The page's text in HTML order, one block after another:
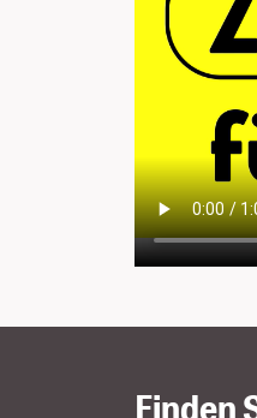
Finden